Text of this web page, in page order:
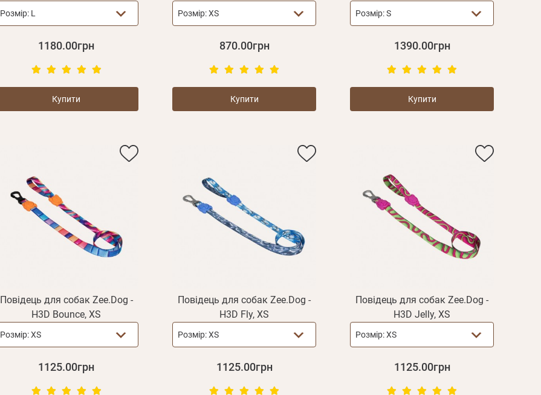
Розмір: L
1180.00грн
Купити
Розмір:XS
870.00грн
Купити
Розмір:S
1390.00грн
Купити
Повідець для собак Zee.Dog -
H3D Bounce, XS
Розмір:XS
1125.00грн
Повідець для собак Zee.Dog -
H3D Fly, XS
Розмір:XS
1125.00грн
Повідець для собак Zee.Dog -
H3D Jelly, XS
Розмір:XS
1125.00грн